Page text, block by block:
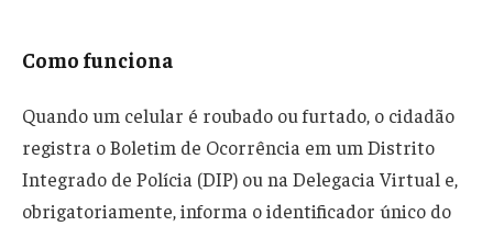
Como funciona
Quando um celular é roubado ou furtado, o cidadão
registra o Boletim de Ocorrência em um Distrito
Integrado de Polícia (DIP) ou na Delegacia Virtual e,
obrigatoriamente, informa o identificador único do